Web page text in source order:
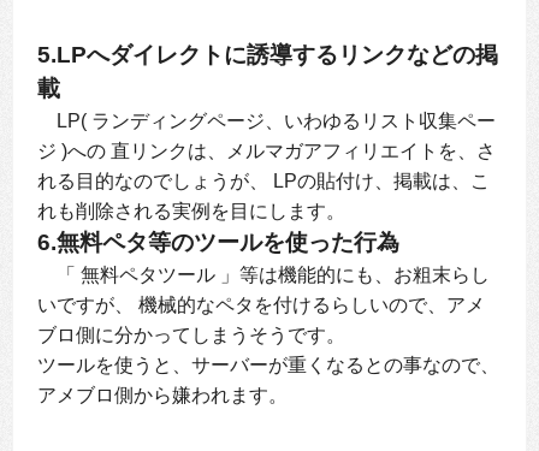
5.LPへダイレクトに誘導するリンクなどの掲
載
LP( ランディングページ、いわゆるリスト収集ペー
ジ )への 直リンクは、メルマガアフィリエイトを、さ
れる目的なのでしょうが、 LPの貼付け、掲載は、こ
れも削除される実例を目にします。
6.無料ペタ等のツールを使った行為
「 無料ペタツール 」等は機能的にも、お粗末らし
いですが、 機械的なペタを付けるらしいので、アメ
ブロ側に分かってしまうそうです。
ツールを使うと、サーバーが重くなるとの事なので、
アメブロ側から嫌われます。